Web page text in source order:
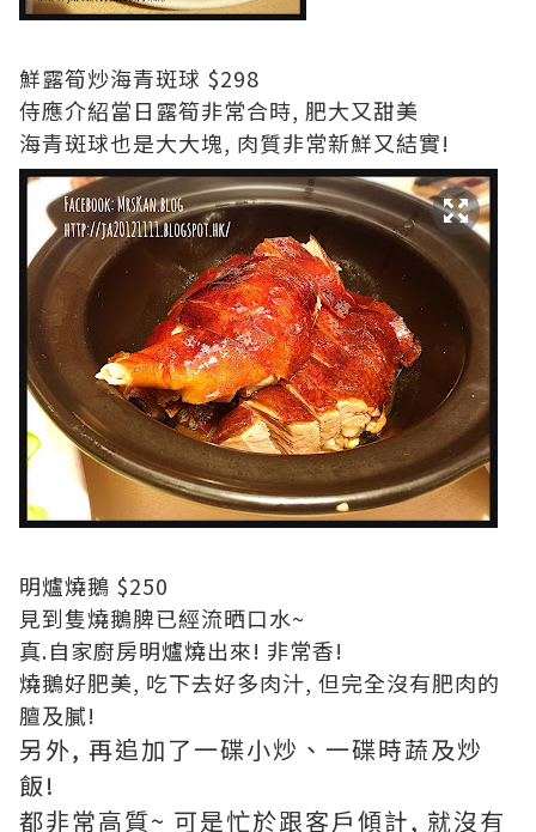
鮮露筍炒海青斑球 $298
侍應介紹當日露筍非常合時, 肥大又甜美
海青斑球也是大大塊, 肉質非常新鮮又結實!
明爐燒鵝 $250
見到隻燒鵝脾已經流晒口水~
真.自家廚房明爐燒出來! 非常香!
燒鵝好肥美, 吃下去好多肉汁, 但完全沒有肥肉的
膻及膩!
另外, 再追加了一碟小炒、一碟時蔬及炒
飯!
都非常高質~ 可是忙於跟客戶傾計, 就沒有